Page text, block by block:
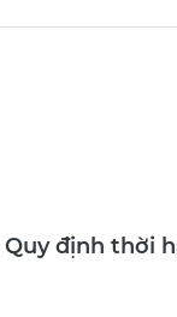
Quy định thời